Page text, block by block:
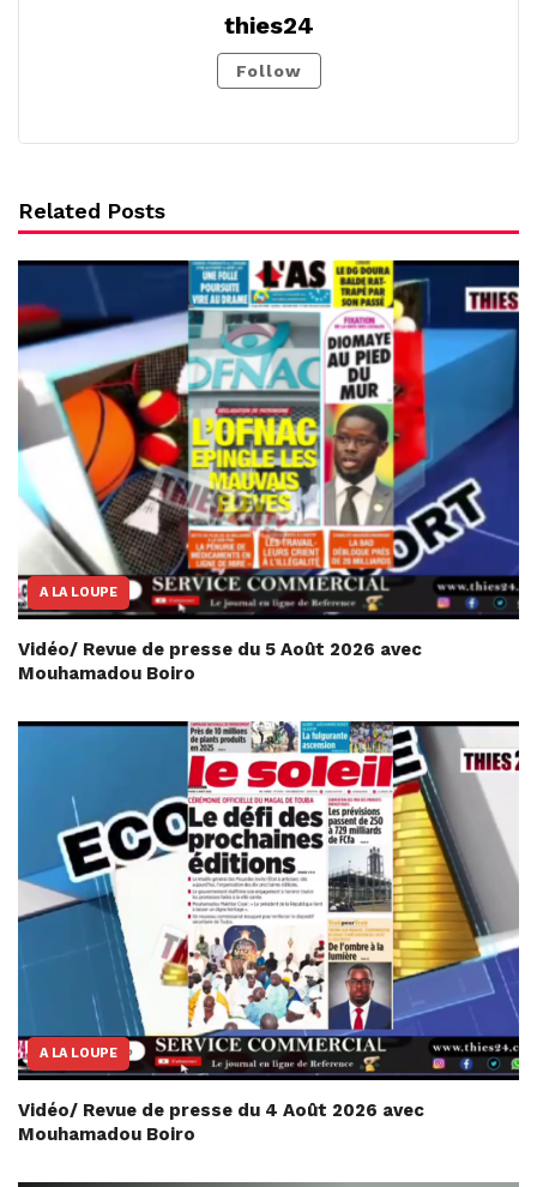
thies24
Follow
Related Posts
A LA LOUPE
Vidéo/ Revue de presse du 5 Août 2026 avec
Mouhamadou Boiro
A LA LOUPE
Vidéo/ Revue de presse du 4 Août 2026 avec
Mouhamadou Boiro